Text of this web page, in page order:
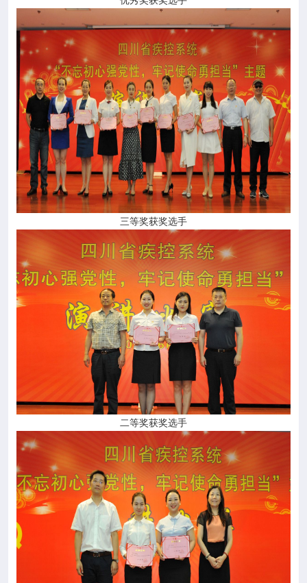
三等奖获奖选手
二等奖获奖选手